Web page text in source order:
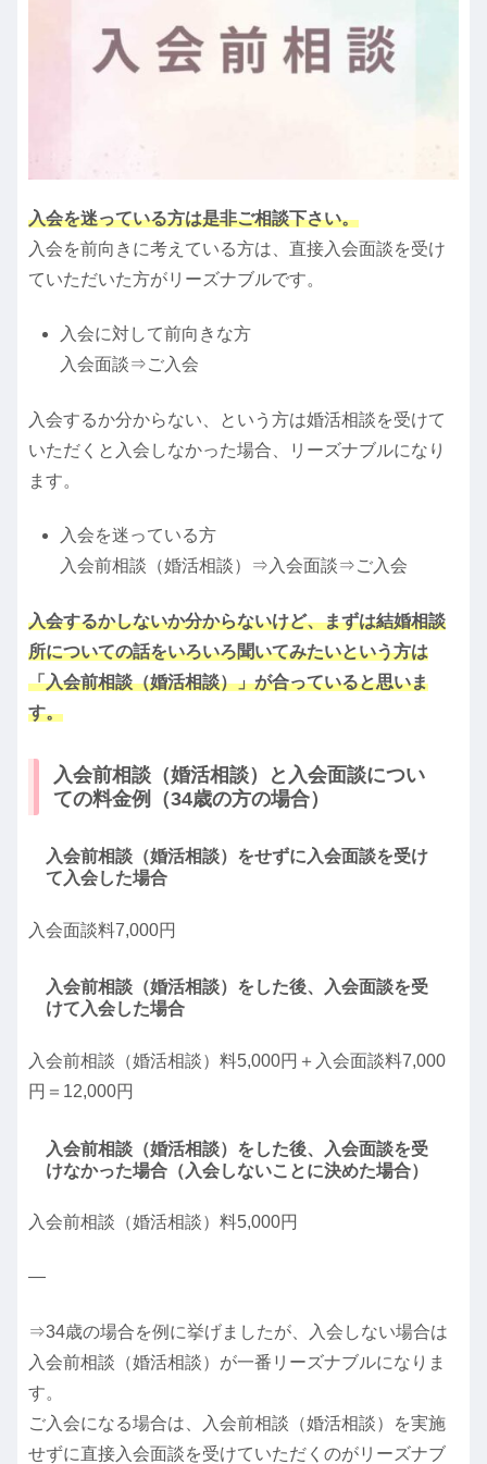
入会を迷っている方は是非ご相談下さい。
入会を前向きに考えている方は、直接入会面談を受け
ていただいた方がリーズナブルです。
入会に対して前向きな方
入会面談⇒ご入会
入会するか分からない、という方は婚活相談を受けて
いただくと入会しなかった場合、リーズナブルになり
ます。
入会を迷っている方
入会前相談（婚活相談）⇒入会面談⇒ご入会
入会するかしないか分からないけど、まずは結婚相談
所についての話をいろいろ聞いてみたいという方は
「入会前相談（婚活相談）」が合っていると思いま
す。
入会前相談（婚活相談）と入会面談につい
ての料金例（34歳の方の場合）
入会前相談（婚活相談）をせずに入会面談を受け
て入会した場合
入会面談料7,000円
入会前相談（婚活相談）をした後、入会面談を受
けて入会した場合
入会前相談（婚活相談）料5,000円＋入会面談料7,000
円＝12,000円
入会前相談（婚活相談）をした後、入会面談を受
けなかった場合（入会しないことに決めた場合）
入会前相談（婚活相談）料5,000円
—
⇒34歳の場合を例に挙げましたが、入会しない場合は
入会前相談（婚活相談）が一番リーズナブルになりま
す。
ご入会になる場合は、入会前相談（婚活相談）を実施
せずに直接入会面談を受けていただくのがリーズナブ